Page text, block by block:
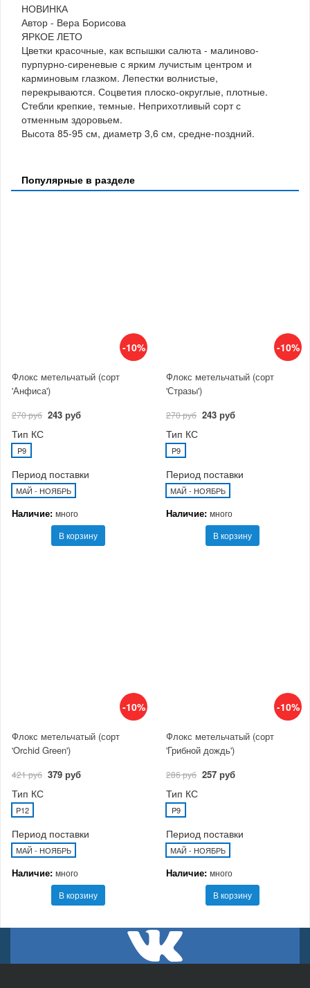
НОВИНКА
Автор - Вера Борисова
ЯРКОЕ ЛЕТО
Цветки красочные, как вспышки салюта - малиново-
пурпурно-сиреневые с ярким лучистым центром и
карминовым глазком. Лепестки волнистые,
перекрываются. Соцветия плоско-округлые, плотные.
Стебли крепкие, темные. Неприхотливый сорт с
отменным здоровьем.
Высота 85-95 см, диаметр 3,6 см, средне-поздний.
Популярные в разделе
-10%
Флокс метельчатый (сорт
'Анфиса')
270 руб 243 руб
Тип КС
P9
Период поставки
МАЙ - НОЯБРЬ
Наличие: много
В корзину
-10%
Флокс метельчатый (сорт
'Стразы')
270 руб 243 руб
Тип КС
P9
Период поставки
МАЙ - НОЯБРЬ
Наличие: много
В корзину
-10%
Флокс метельчатый (сорт
'Orchid Green')
421 руб 379 руб
Тип КС
P12
Период поставки
МАЙ - НОЯБРЬ
Наличие: много
В корзину
-10%
Флокс метельчатый (сорт
'Грибной дождь')
286 руб 257 руб
Тип КС
P9
Период поставки
МАЙ - НОЯБРЬ
Наличие: много
В корзину